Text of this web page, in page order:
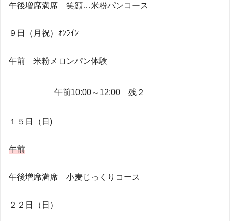
午後増席満席 笑顔…米粉パンコース
９日（月祝）ｵﾝﾗｲﾝ
午前 米粉メロンパン体験
午前10:00～12:00 残２
１５日（日)
午前
午後増席満席 小麦じっくりコース
２２日（日）